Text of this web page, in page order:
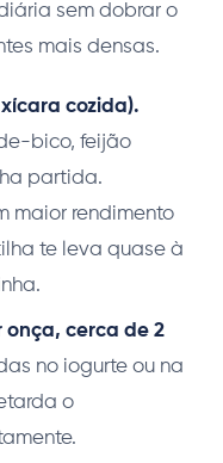
sem dobrar o
mais densas.
xícara cozida).
bico, feijão
partida.
maior rendimento
te leva quase à
onça, cerca de 2
no iogurte ou na
o